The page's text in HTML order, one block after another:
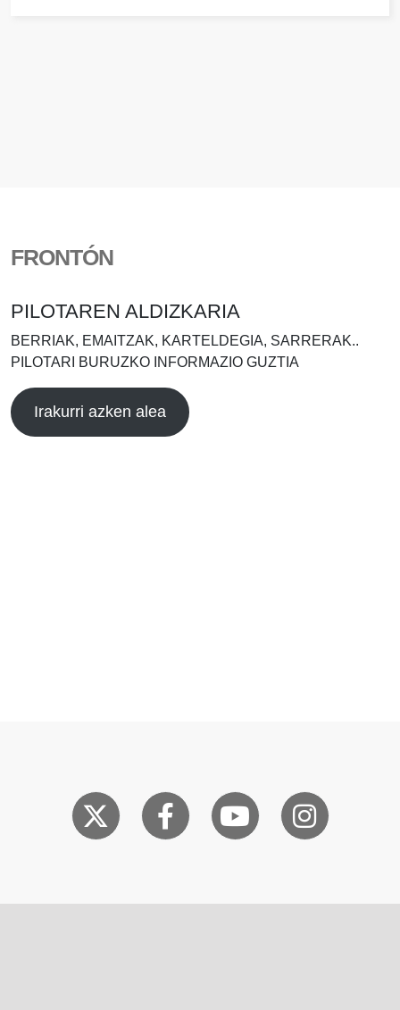
FRONTÓN
PILOTAREN ALDIZKARIA
BERRIAK, EMAITZAK, KARTELDEGIA, SARRERAK..
PILOTARI BURUZKO INFORMAZIO GUZTIA
Irakurri azken alea